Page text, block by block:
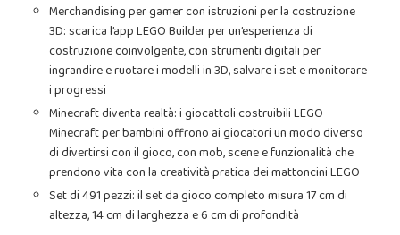
Merchandising per gamer con istruzioni per la costruzione
3D: scarica l’app LEGO Builder per un’esperienza di
costruzione coinvolgente, con strumenti digitali per
ingrandire e ruotare i modelli in 3D, salvare i set e monitorare
i progressi
Minecraft diventa realtà: i giocattoli costruibili LEGO
Minecraft per bambini offrono ai giocatori un modo diverso
di divertirsi con il gioco, con mob, scene e funzionalità che
prendono vita con la creatività pratica dei mattoncini LEGO
Set di 491 pezzi: il set da gioco completo misura 17 cm di
altezza, 14 cm di larghezza e 6 cm di profondità